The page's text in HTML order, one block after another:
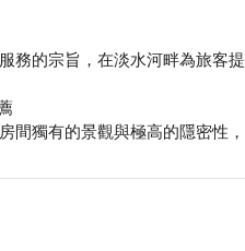
務的宗旨，在淡水河畔為旅客提
間獨有的景觀與極高的隱密性，
頭休閒旅館休息方案立刻查看⬇︎